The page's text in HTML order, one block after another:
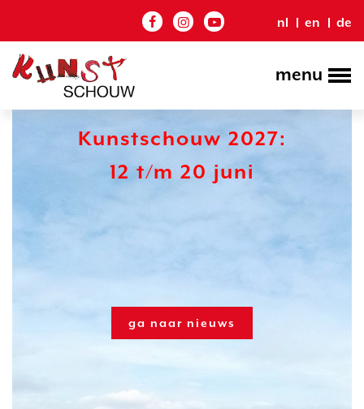
nl en de
menu
Kunstschouw 2027:
12 t/m 20 juni
ga naar nieuws